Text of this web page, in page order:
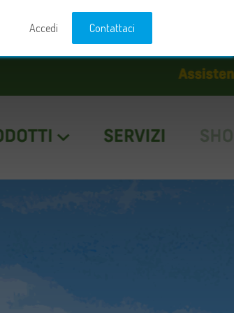
Accedi Contattaci